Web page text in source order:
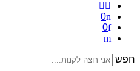
0
0
חפש